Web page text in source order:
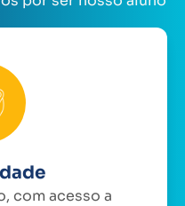
com acesso a